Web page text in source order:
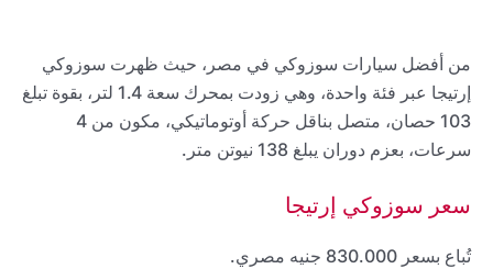
من أفضل سيارات سوزوكي في مصر، حيث ظهرت سوزوكي
إرتيجا عبر فئة واحدة، وهي زودت بمحرك سعة 1.4 لتر، بقوة تبلغ
103 حصان، متصل بناقل حركة أوتوماتيكي، مكون من 4
سرعات، بعزم دوران يبلغ 138 نيوتن متر.
سعر سوزوكي إرتيجا
تُباع بسعر 830.000 جنيه مصري.